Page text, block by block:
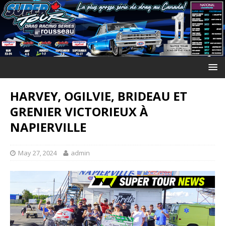
HARVEY, OGILVIE, BRIDEAU ET
GRENIER VICTORIEUX À
NAPIERVILLE
May 27, 2024 admin